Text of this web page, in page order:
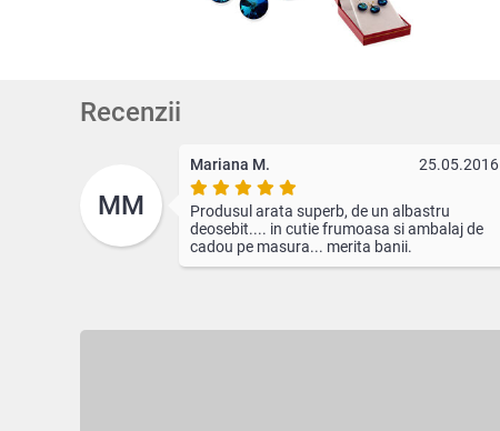
Recenzii
MM
Mariana M. 25.05.2016
Produsul arata superb, de un albastru
deosebit.... in cutie frumoasa si ambalaj de
cadou pe masura... merita banii.